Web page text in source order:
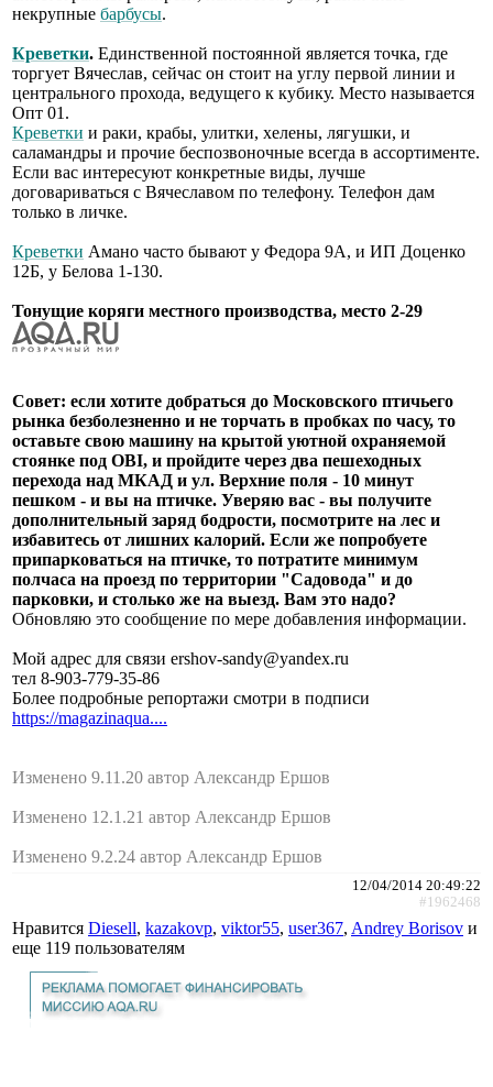
некрупные барбусы.
Креветки. Единственной постоянной является точка, где
торгует Вячеслав, сейчас он стоит на углу первой линии и
центрального прохода, ведущего к кубику. Место называется
Опт 01.
Креветки и раки, крабы, улитки, хелены, лягушки, и
саламандры и прочие беспозвоночные всегда в ассортименте.
Если вас интересуют конкретные виды, лучше
договариваться с Вячеславом по телефону. Телефон дам
только в личке.
Креветки Амано часто бывают у Федора 9А, и ИП Доценко
12Б, у Белова 1-130.
Тонущие коряги местного производства, место 2-29
Совет: если хотите добраться до Московского птичьего
рынка безболезненно и не торчать в пробках по часу, то
оставьте свою машину на крытой уютной охраняемой
стоянке под OBI, и пройдите через два пешеходных
перехода над МКАД и ул. Верхние поля - 10 минут
пешком - и вы на птичке. Уверяю вас - вы получите
дополнительный заряд бодрости, посмотрите на лес и
избавитесь от лишних калорий. Если же попробуете
припарковаться на птичке, то потратите минимум
полчаса на проезд по территории "Садовода" и до
парковки, и столько же на выезд. Вам это надо?
Обновляю это сообщение по мере добавления информации.
Мой адрес для связи ershov-sandy@yandex.ru
тел 8-903-779-35-86
Более подробные репортажи смотри в подписи
https://magazinaqua....
Изменено 9.11.20 автор Александр Ершов
Изменено 12.1.21 автор Александр Ершов
Изменено 9.2.24 автор Александр Ершов
12/04/2014 20:49:22
#1962468
Нравится Diesell, kazakovp, viktor55, user367, Andrey Borisov и
еще 119 пользователям